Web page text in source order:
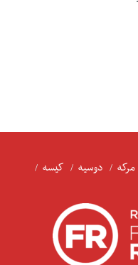
مرکه دوسیه
کیسه